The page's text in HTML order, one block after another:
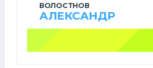
ВОЛОСТНОВ
АЛЕКСАНДР